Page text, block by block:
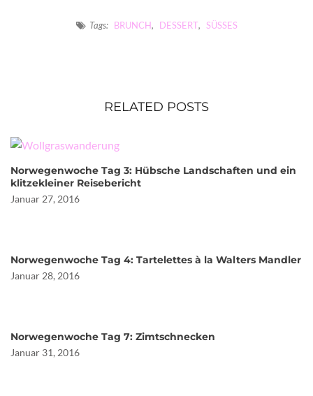
Tags: BRUNCH, DESSERT, SÜSSES
RELATED POSTS
Norwegenwoche Tag 3: Hübsche Landschaften und ein
klitzekleiner Reisebericht
Januar 27, 2016
Norwegenwoche Tag 4: Tartelettes à la Walters Mandler
Januar 28, 2016
Norwegenwoche Tag 7: Zimtschnecken
Januar 31, 2016